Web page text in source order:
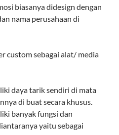
biasanya didesign dengan
nama perusahaan di
custom sebagai alat/ media
daya tarik sendiri di mata
di buat secara khusus.
banyak fungsi dan
yaitu sebagai